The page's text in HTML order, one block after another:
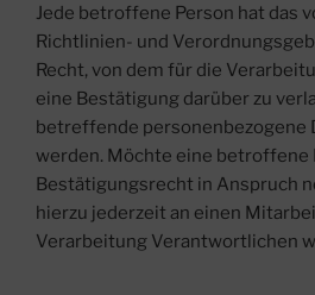
Jede betroffene Person hat das
Richtlinien- und
Recht, von dem für die
eine Bestätigung darüber zu
betreffende personenbezogene
werden. Möchte eine betroffene
Bestätigungsrecht in Anspruch
hierzu jederzeit an einen
Verarbeitung Verantwortlichen